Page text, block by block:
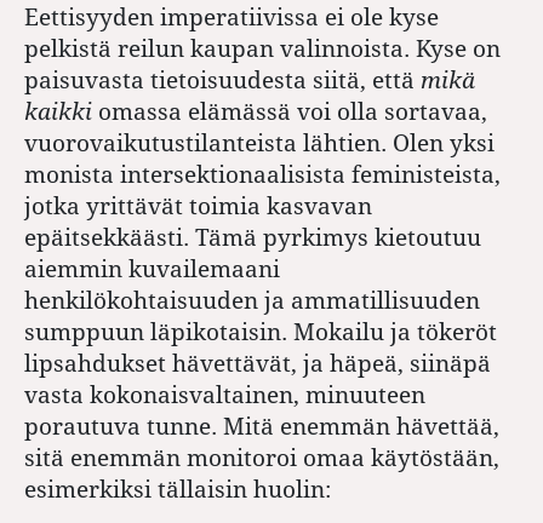
Eettisyyden imperatiivissa ei ole kyse
pelkistä reilun kaupan valinnoista. Kyse on
paisuvasta tietoisuudesta siitä, että mikä
kaikki omassa elämässä voi olla sortavaa,
vuorovaikutustilanteista lähtien. Olen yksi
monista intersektionaalisista feministeista,
jotka yrittävät toimia kasvavan
epäitsekkäästi. Tämä pyrkimys kietoutuu
aiemmin kuvailemaani
henkilökohtaisuuden ja ammatillisuuden
sumppuun läpikotaisin. Mokailu ja tökeröt
lipsahdukset hävettävät, ja häpeä, siinäpä
vasta kokonaisvaltainen, minuuteen
porautuva tunne. Mitä enemmän hävettää,
sitä enemmän monitoroi omaa käytöstään,
esimerkiksi tällaisin huolin: